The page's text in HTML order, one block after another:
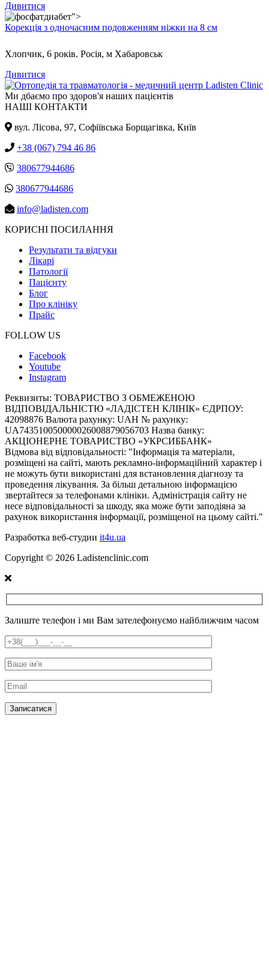
Дивитися
">
Корекція з одночасним подовженням ніжки на 8 см
Хлопчик, 6 років. Росія, м Хабаровськ
Дивитися
Ми дбаємо про здоров'я наших пацієнтів
НАШІ КОНТАКТИ
вул. Лісова, 97, Cофіївська Борщагівка, Київ
+38 (067) 794 46 86
380677944686
380677944686
info@ladisten.com
КОРИСНІ ПОСИЛАННЯ
Результати та відгуки
Лікарі
Патології
Пацієнту
Блог
Про клініку
Прайс
FOLLOW US
Facebook
Youtube
Instagram
Реквизиты: ТОВАРИСТВО З ОБМЕЖЕНОЮ
ВІДПОВІДАЛЬНІСТЮ «ЛАДІСТЕН КЛІНІК» ЄДРПОУ:
42098876 Валюта рахунку: UAH № рахунку:
UA743510050000026008879056703 Назва банку:
АКЦІОНЕРНЕ ТОВАРИСТВО «УКРСИББАНК»
Відмова від відповідальності: "Інформація та матеріали,
розміщені на сайті, мають рекламно-інформаційний характер і
не можуть бути використані для встановлення діагнозу та
проведення лікування. За більш детальною інформацією
звертайтеся за телефонами клініки. Адміністрація сайту не
несе відповідальності за шкоду, яка може бути заподіяна за
рахунок використання інформації, розміщеної на цьому сайті."
Разработка веб-студии it4u.ua
Copyright © 2026 Ladistenclinic.com
Залиште телефон і ми Вам зателефонуємо найближчим часом